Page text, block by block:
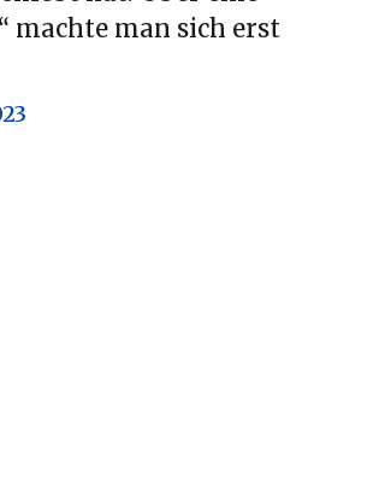
machte man sich erst